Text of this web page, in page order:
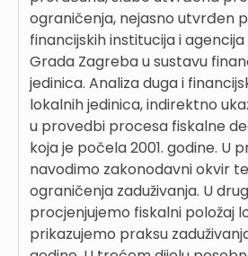
ograničenja, nejasno utvrđen
financijskih institucija i
Grada Zagreba u sustavu
jedinica. Analiza duga i
lokalnih jedinica, indirektno
u provedbi procesa fiskalne
koja je počela 2001. godine. U
navodimo zakonodavni okvir
ograničenja zaduživanja. U
procjenjujemo fiskalni položaj
prikazujemo praksu